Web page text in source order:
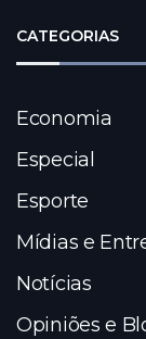
CATEGORIAS
Economia
Especial
Esporte
Mídias e
Notícias
Opiniões e